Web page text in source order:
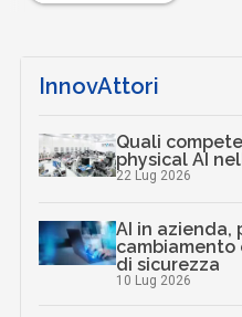
InnovAttori
Quali
physical AI
22 Lug 2026
AI in azienda,
cambiamento
di sicurezza
10 Lug 2026